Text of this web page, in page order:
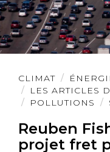
CLIMAT
LES ARTICLES
POLLUTIONS
Reuben
projet fret
Lire
l'article